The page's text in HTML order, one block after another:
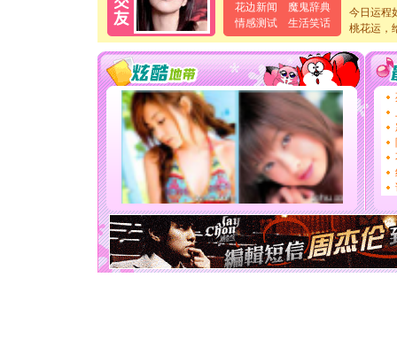
花边新闻
魔鬼辞典
情感测试
生活笑话
泣，这
卖了。水
[春节]风
颜！冬去
道一声
[春节]
传
片叶子
送你一
[圣诞节]
你太多
要平安
[圣诞节]
能正大
天都要快
[圣诞节]
如意,快
[元旦]看
断电。爱
今日运程
桃花运，